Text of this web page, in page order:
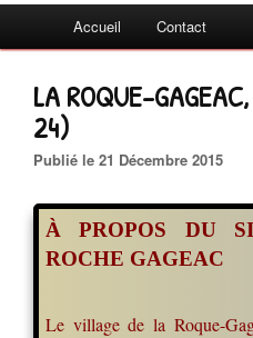
Accueil Contact
LA ROQUE-
24)
Publié le 21 Décembre 2015
À PROPOS DU
ROCHE GAGEAC
Le village de la Roque-